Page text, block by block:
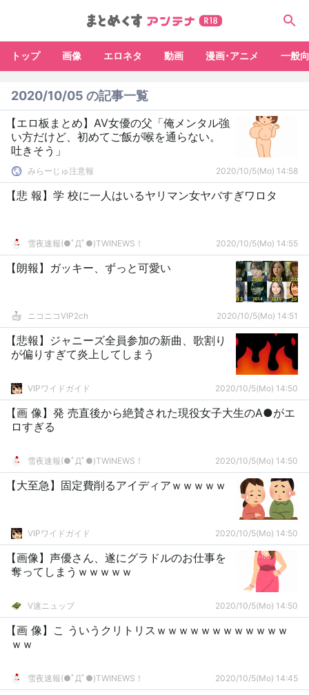
トップ 画像 エロネタ 動画 漫画･アニメ 一般
2020/10/05 の記事一覧
【エロ板まとめ】AV女優の父「俺メンタル強
い方だけど、初めてご飯が喉を通らない。
吐きそう」
みらーじゅ注意報 2020/10/5(Mo) 14:58
【悲 報】学 校に一人はいるヤリマン女ヤバすぎワロタ
雪夜速報(●ﾟДﾟ●)TWINEWS！ 2020/10/5(Mo) 14:55
【朗報】ガッキー、ずっと可愛い
ニコニコVIP2ch 2020/10/5(Mo) 14:51
【悲報】ジャニーズ全員参加の新曲、歌割り
が偏りすぎて炎上してしまう
VIPワイドガイド 2020/10/5(Mo) 14:50
【画 像】発 売直後から絶賛された現役女子大生のA●がエ
ロすぎる
雪夜速報(●ﾟДﾟ●)TWINEWS！ 2020/10/5(Mo) 14:50
【大至急】固定費削るアイディアｗｗｗｗｗ
VIPワイドガイド 2020/10/5(Mo) 14:50
【画像】声優さん、遂にグラドルのお仕事を
奪ってしまうｗｗｗｗｗ
V速ニュップ 2020/10/5(Mo) 14:50
【画 像】こ ういうクリトリスｗｗｗｗｗｗｗｗｗｗｗｗ
ｗｗ
雪夜速報(●ﾟДﾟ●)TWINEWS！ 2020/10/5(Mo) 14:45